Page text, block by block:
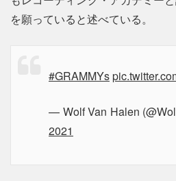
を願っていると述べている。
#GRAMMYs
— Wolf Van Halen
2021